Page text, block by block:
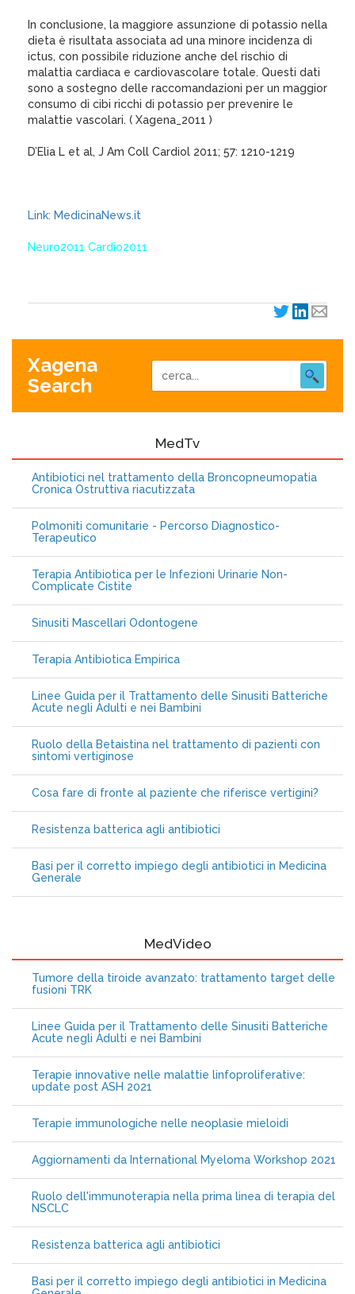
In conclusione, la maggiore assunzione di potassio nella
dieta è risultata associata ad una minore incidenza di
ictus, con possibile riduzione anche del rischio di
malattia cardiaca e cardiovascolare totale. Questi dati
sono a sostegno delle raccomandazioni per un maggior
consumo di cibi ricchi di potassio per prevenire le
malattie vascolari. ( Xagena_2011 )
D’Elia L et al, J Am Coll Cardiol 2011; 57: 1210-1219
Link: MedicinaNews.it
Neuro2011 Cardio2011
Xagena
Search
MedTv
Antibiotici nel trattamento della Broncopneumopatia
Cronica Ostruttiva riacutizzata
Polmoniti comunitarie - Percorso Diagnostico-
Terapeutico
Terapia Antibiotica per le Infezioni Urinarie Non-
Complicate Cistite
Sinusiti Mascellari Odontogene
Terapia Antibiotica Empirica
Linee Guida per il Trattamento delle Sinusiti Batteriche
Acute negli Adulti e nei Bambini
Ruolo della Betaistina nel trattamento di pazienti con
sintomi vertiginose
Cosa fare di fronte al paziente che riferisce vertigini?
Resistenza batterica agli antibiotici
Basi per il corretto impiego degli antibiotici in Medicina
Generale
MedVideo
Tumore della tiroide avanzato: trattamento target delle
fusioni TRK
Linee Guida per il Trattamento delle Sinusiti Batteriche
Acute negli Adulti e nei Bambini
Terapie innovative nelle malattie linfoproliferative:
update post ASH 2021
Terapie immunologiche nelle neoplasie mieloidi
Aggiornamenti da International Myeloma Workshop 2021
Ruolo dell'immunoterapia nella prima linea di terapia del
NSCLC
Resistenza batterica agli antibiotici
Basi per il corretto impiego degli antibiotici in Medicina